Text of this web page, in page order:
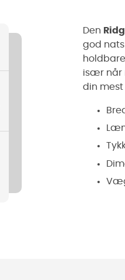
Den
god
især når
din mest